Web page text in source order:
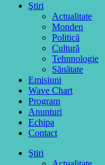
Ştiri
Actualitate
Monden
Politică
Cultură
Tehnnologie
Sănătate
Emisiuni
Wave Chart
Program
Anunturi
Echipa
Contact
Ştiri